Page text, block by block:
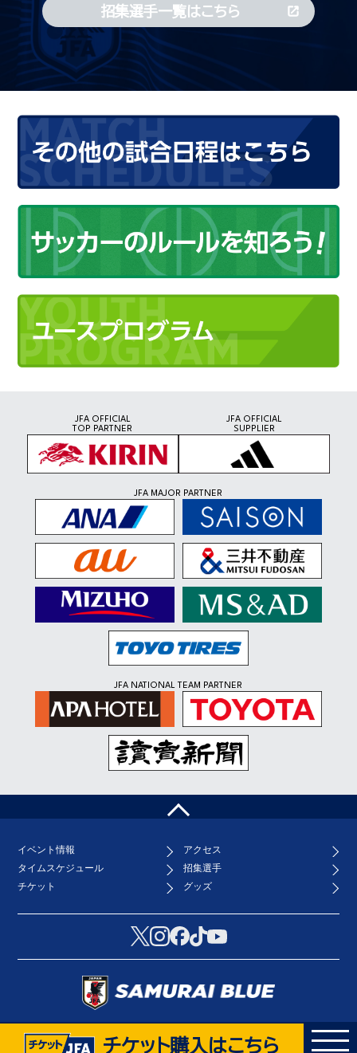
招集選手一覧はこちら
JFA OFFICIAL
TOP PARTNER
JFA OFFICIAL
SUPPLIER
JFA MAJOR PARTNER
JFA NATIONAL TEAM PARTNER
ー
イベント情報
タイムスケジュール
チケット
アクセス
招集選手
グッズ
チケット購入はこちら